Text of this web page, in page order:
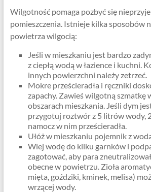
Wilgotność pomaga pozbyć się
pomieszczenia. Istnieje kilka sposobów
powietrza wilgocią:
Jeśli w mieszkaniu jest bardzo
z ciepłą wodą w łazience i kuchni.
innych powierzchni należy zetrzeć.
Mokre prześcieradła i ręczniki
zapachy. Zawieś wilgotną szmatkę
obszarach mieszkania. Jeśli dym
przygotuj roztwór z 5 litrów wody,
namocz w nim prześcieradła.
Ułóż w mieszkaniu pojemnik z
Wlej wodę do kilku garnków i
zagotować, aby para
obecne w powietrzu. Zioła
mięta, goździki, kminek, melisa)
wrzącej wody.